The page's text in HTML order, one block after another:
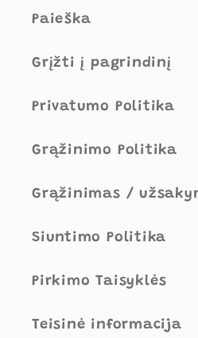
Paieška
Grįžti į pagrindinį
Privatumo Politika
Grąžinimo Politika
Grąžinimas /
Siuntimo Politika
Pirkimo Taisyklės
Teisinė informacija